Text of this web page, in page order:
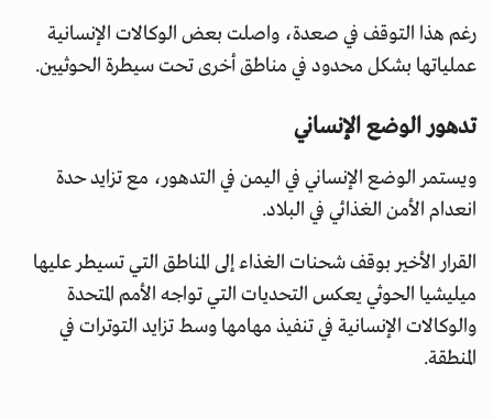
رغم هذا التوقف في صعدة، واصلت بعض الوكالات الإنسانية
عملياتها بشكل محدود في مناطق أخرى تحت سيطرة الحوثيين.
تدهور الوضع الإنساني
ويستمر الوضع الإنساني في اليمن في التدهور، مع تزايد حدة
انعدام الأمن الغذائي في البلاد.
القرار الأخير بوقف شحنات الغذاء إلى المناطق التي تسيطر عليها
ميليشيا الحوثي يعكس التحديات التي تواجه الأمم المتحدة
والوكالات الإنسانية في تنفيذ مهامها وسط تزايد التوترات في
المنطقة.